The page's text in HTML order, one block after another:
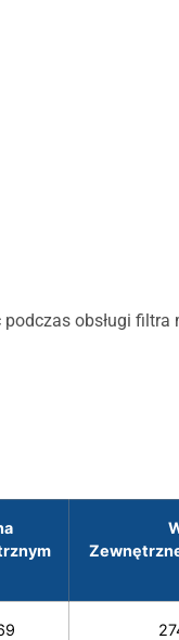
obsługi filtra